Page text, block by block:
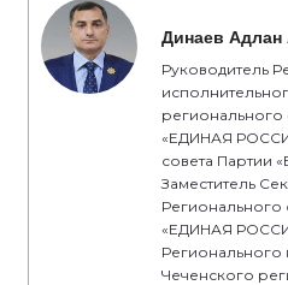
Динаев
Руководитель
регионального
«ЕДИНАЯ
совета Партии
Заместитель
Регионального
«ЕДИНАЯ
Регионального
Чеченского